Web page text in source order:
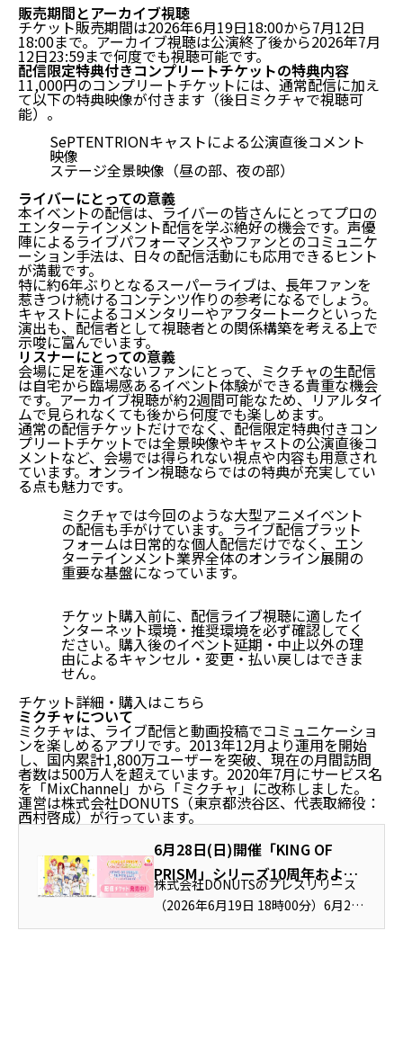
販売期間とアーカイブ視聴
チケット販売期間は2026年6月19日18:00から7月12日
18:00まで。アーカイブ視聴は公演終了後から2026年7月
12日23:59まで何度でも視聴可能です。
配信限定特典付きコンプリートチケットの特典内容
11,000円のコンプリートチケットには、通常配信に加え
て以下の特典映像が付きます（後日ミクチャで視聴可
能）。
SePTENTRIONキャストによる公演直後コメント
映像
ステージ全景映像（昼の部、夜の部）
ライバーにとっての意義
本イベントの配信は、ライバーの皆さんにとってプロの
エンターテインメント配信を学ぶ絶好の機会です。声優
陣によるライブパフォーマンスやファンとのコミュニケ
ーション手法は、日々の配信活動にも応用できるヒント
が満載です。
特に約6年ぶりとなるスーパーライブは、長年ファンを
惹きつけ続けるコンテンツ作りの参考になるでしょう。
キャストによるコメンタリーやアフタートークといった
演出も、配信者として視聴者との関係構築を考える上で
示唆に富んでいます。
リスナーにとっての意義
会場に足を運べないファンにとって、ミクチャの生配信
は自宅から臨場感あるイベント体験ができる貴重な機会
です。アーカイブ視聴が約2週間可能なため、リアルタイ
ムで見られなくても後から何度でも楽しめます。
通常の配信チケットだけでなく、配信限定特典付きコン
プリートチケットでは全景映像やキャストの公演直後コ
メントなど、会場では得られない視点や内容も用意され
ています。オンライン視聴ならではの特典が充実してい
る点も魅力です。
ミクチャでは今回のような大型アニメイベント
の配信も手がけています。ライブ配信プラット
フォームは日常的な個人配信だけでなく、エン
ターテインメント業界全体のオンライン展開の
重要な基盤になっています。
チケット購入前に、配信ライブ視聴に適したイ
ンターネット環境・推奨環境を必ず確認してく
ださい。購入後のイベント延期・中止以外の理
由によるキャンセル・変更・払い戻しはできま
せん。
チケット詳細・購入はこちら
ミクチャについて
ミクチャは、ライブ配信と動画投稿でコミュニケーショ
ンを楽しめるアプリです。2013年12月より運用を開始
し、国内累計1,800万ユーザーを突破、現在の月間訪問
者数は500万人を超えています。2020年7月にサービス名
を「MixChannel」から「ミクチャ」に改称しました。
運営は株式会社DONUTS（東京都渋谷区、代表取締役：
西村啓成）が行っています。
6月28日(日)開催「KING OF
PRISM」シリーズ10周年および
最新作公開1周年を記念したスペ
株式会社DONUTSのプレスリリース
（2026年6月19日 18時00分）6月28
日(日)開催「KING OF PRISM」シリー